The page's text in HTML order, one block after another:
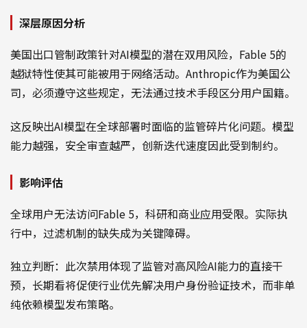
深层原因分析
美国出口管制政策针对AI模型的潜在双用风险，Fable 5的
越狱特性使其可能被用于网络活动。Anthropic作为美国公
司，必须遵守这些规定，无法通过技术手段区分用户国籍。
这反映出AI模型在全球部署时面临的监管碎片化问题。模型
能力越强，安全审查越严，创新迭代速度因此受到制约。
影响评估
全球用户无法访问Fable 5，科研和商业应用受限。实际执
行中，过滤机制的缺失成为关键障碍。
独立判断：此次禁用体现了监管对高风险AI能力的直接干
预，长期看将促使行业优先解决用户身份验证技术，而非单
纯依赖模型发布策略。